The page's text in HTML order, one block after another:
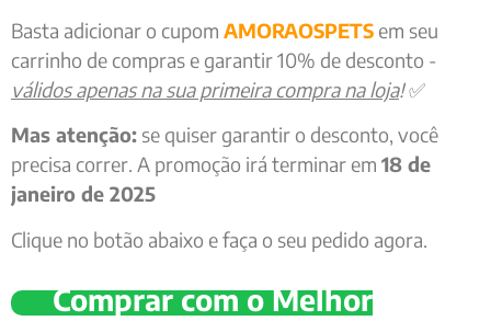
Basta adicionar o cupom AMORAOSPETS em seu
carrinho de compras e garantir 10% de desconto -
válidos apenas na sua primeira compra na loja!✅
Mas atenção: se quiser garantir o desconto, você
precisa correr. A promoção irá terminar em 18 de
janeiro de 2025
Clique no botão abaixo e faça o seu pedido agora.
Comprar com o Melhor